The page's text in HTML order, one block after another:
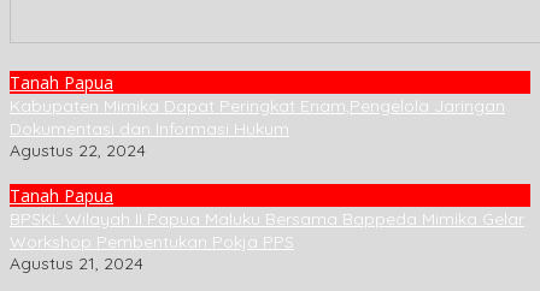
Tanah Papua
Kabupaten Mimika Dapat Peringkat Enam,Pengelola Jaringan
Dokumentasi dan Informasi Hukum
Agustus 22, 2024
Tanah Papua
BPSKL Wilayah II Papua Maluku Bersama Bappeda Mimika Gelar
Workshop Pembentukan Pokja PPS
Agustus 21, 2024